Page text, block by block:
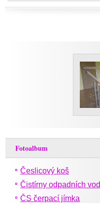
Fotoalbum
Česlicový koš
Čistírny odpadních vod
ČS čerpací jímka